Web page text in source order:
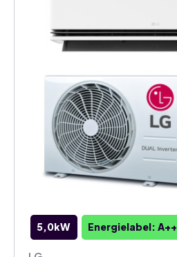
5,0kW Energielabel: A++